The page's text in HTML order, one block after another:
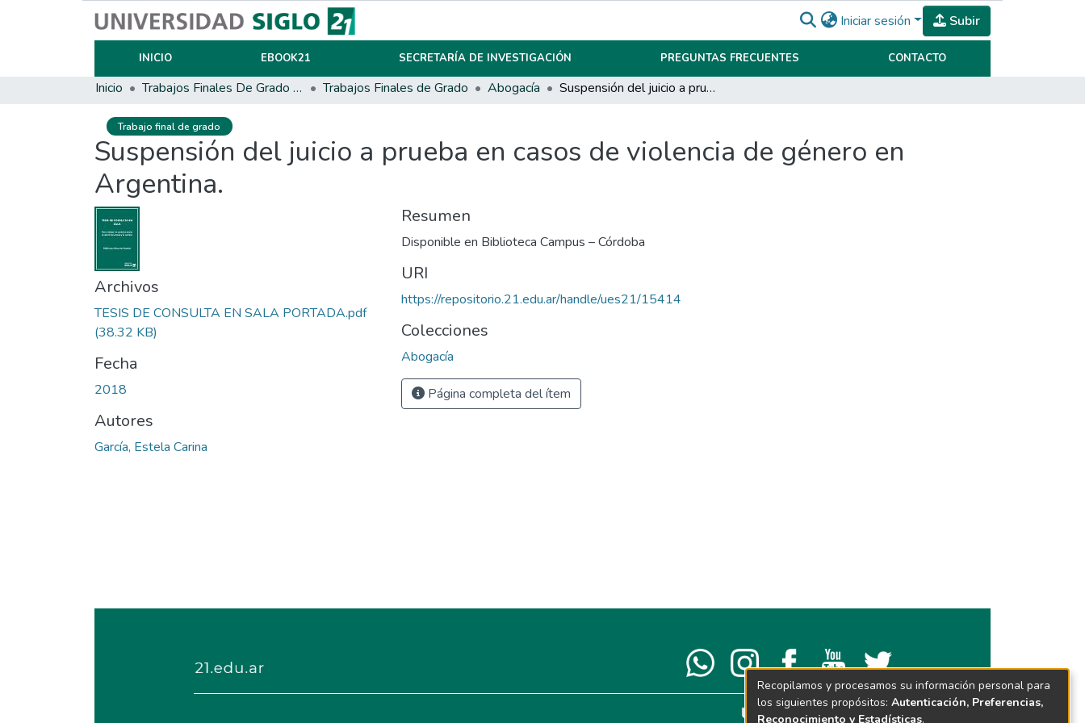
Iniciar sesión Subir
INICIO EBOOK21 SECRETARÍA DE INVESTIGACIÓN PREGUNTAS FRECUENTES CONTACTO
Inicio Trabajos Finales De Grado Y Posgrado Trabajos Finales de Grado Abogacía Suspensión del juicio a prueba en casos de violencia de género en Argentina.
Trabajo final de grado
Suspensión del juicio a prueba en casos de violencia de género en
Argentina.
Archivos
TESIS DE CONSULTA EN SALA PORTADA.pdf
(38.32 KB)
Fecha
2018
Autores
García, Estela Carina
Resumen
Disponible en Biblioteca Campus – Córdoba
URI
https://repositorio.21.edu.ar/handle/ues21/15414
Colecciones
Abogacía
Página completa del ítem
Recopilamos y procesamos su información personal para
los siguientes propósitos: Autenticación, Preferencias,
Reconocimiento y Estadísticas.